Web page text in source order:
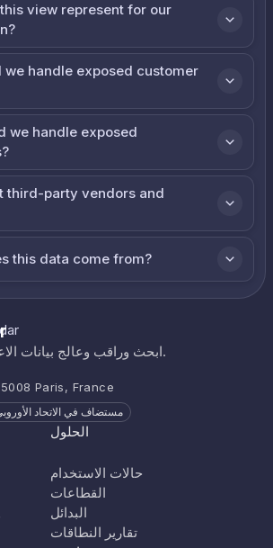
view represent for our
we handle exposed customer
we handle exposed
third-party vendors and
this data come from?
ابحث وراقب وعالج بيانات الاعتماد المخترقة في ثوانٍ.
Paris, France
مستضاف في الاتحاد
الحلول
حالات الاستخدام
القطاعات
البدائل
تقارير النطاقات